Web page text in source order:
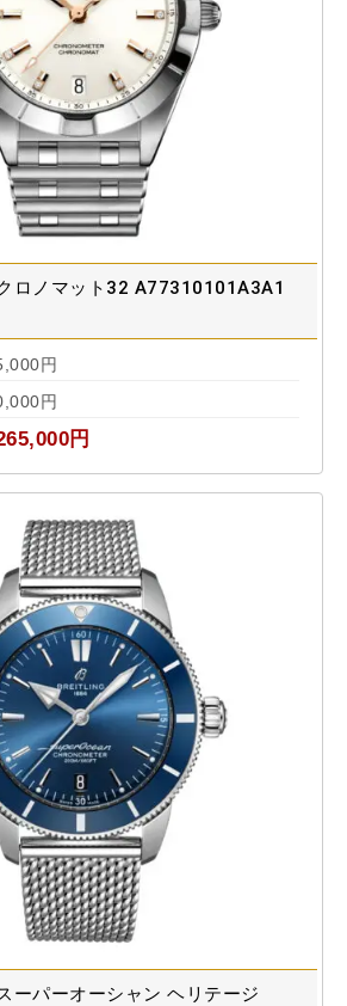
ロノマット32 A77310101A3A1
円
円
円
ーパーオーシャン ヘリテージ